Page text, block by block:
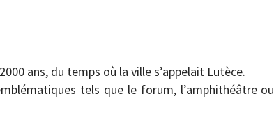
ans, du temps où la ville s’appelait Lutèce.
tels que le forum, l’amphithéâtre ou